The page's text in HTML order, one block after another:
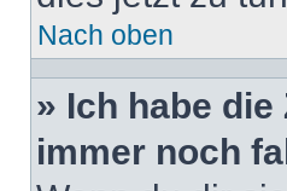
Nach oben
» Ich habe
immer noch